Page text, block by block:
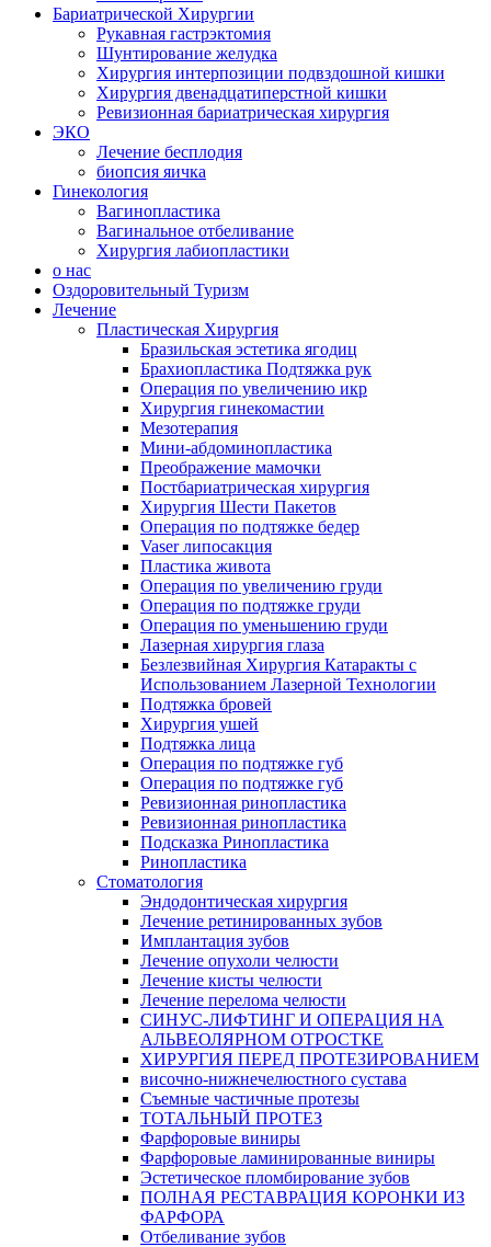
Бариатрической Хирургии
Рукавная гастрэктомия
Шунтирование желудка
Хирургия интерпозиции подвздошной кишки
Хирургия двенадцатиперстной кишки
Ревизионная бариатрическая хирургия
ЭКО
Лечение бесплодия
биопсия яичка
Гинекология
Вагинопластика
Вагинальное отбеливание
Хирургия лабиопластики
о нас
Оздоровительный Туризм
Лечение
Пластическая Хирургия
Бразильская эстетика ягодиц
Брахиопластика Подтяжка рук
Операция по увеличению икр
Хирургия гинекомастии
Мезотерапия
Мини-абдоминопластика
Преображение мамочки
Постбариатрическая хирургия
Хирургия Шести Пакетов
Операция по подтяжке бедер
Vaser липосакция
Пластика живота
Операция по увеличению груди
Операция по подтяжке груди
Операция по уменьшению груди
Лазерная хирургия глаза
Безлезвийная Хирургия Катаракты с
Использованием Лазерной Технологии
Подтяжка бровей
Хирургия ушей
Подтяжка лица
Операция по подтяжке губ
Операция по подтяжке губ
Ревизионная ринопластика
Ревизионная ринопластика
Подсказка Ринопластика
Ринопластика
Стоматология
Эндодонтическая хирургия
Лечение ретинированных зубов
Имплантация зубов
Лечение опухоли челюсти
Лечение кисты челюсти
Лечение перелома челюсти
СИНУС-ЛИФТИНГ И ОПЕРАЦИЯ НА
АЛЬВЕОЛЯРНОМ ОТРОСТКЕ
ХИРУРГИЯ ПЕРЕД ПРОТЕЗИРОВАНИЕМ
височно-нижнечелюстного сустава
Съемные частичные протезы
ТОТАЛЬНЫЙ ПРОТЕЗ
Фарфоровые виниры
Фарфоровые ламинированные виниры
Эстетическое пломбирование зубов
ПОЛНАЯ РЕСТАВРАЦИЯ КОРОНКИ ИЗ
ФАРФОРА
Отбеливание зубов